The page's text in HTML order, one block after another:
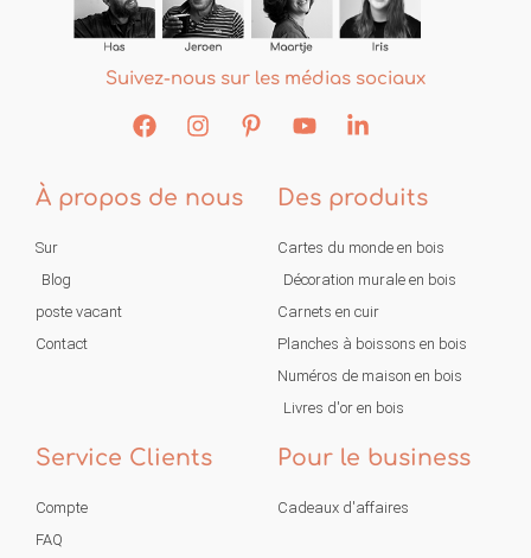
Suivez-nous sur les médias sociaux
À propos de nous
Sur
Blog
poste vacant
Contact
Des produits
Cartes du monde en bois
Décoration murale en bois
Carnets en cuir
Planches à boissons en bois
Numéros de maison en bois
Livres d'or en bois
Service Clients
Compte
FAQ
Pour le business
Cadeaux d'affaires